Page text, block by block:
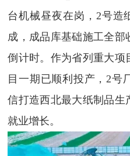
台机械昼夜在岗，2号造
成，成品库基础施工全部
倒计时。作为省列重大项
目一期已顺利投产，2号
信打造西北最大纸制品生
就业增长。